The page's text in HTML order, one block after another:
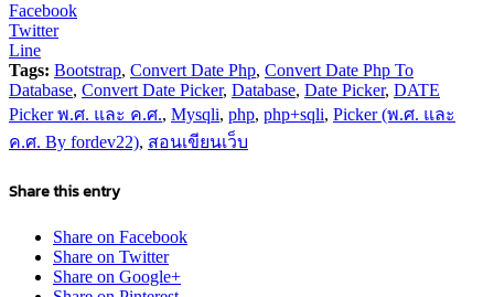
Facebook
Twitter
Line
Tags: Bootstrap, Convert Date Php, Convert Date Php To
Database, Convert Date Picker, Database, Date Picker, DATE
Picker พ.ศ. และ ค.ศ., Mysqli, php, php+sqli, Picker (พ.ศ. และ
ค.ศ. By fordev22), สอนเขียนเว็บ
Share this entry
Share on Facebook
Share on Twitter
Share on Google+